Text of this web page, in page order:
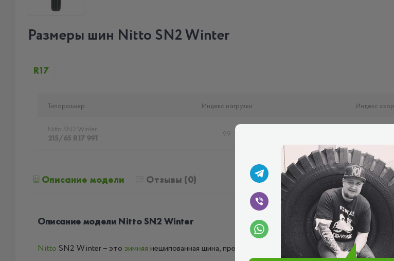
Размеры шин Nitto SN2 Winter
R17
Типоразмер Индекс нагрузки Индекс
Nitto SN2 Winter
215/65 R17 99T
99
Описание модели Отзывы (0)
Описание модели Nitto SN2 Winter
Nitto SN2 Winter – это зимняя нешипованная шина, предназначенная для эксплуатации на